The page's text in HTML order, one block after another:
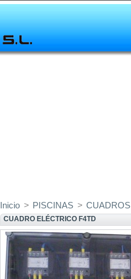
Inicio > PISCINAS >
CUADRO ELÉCTRICO F4TD